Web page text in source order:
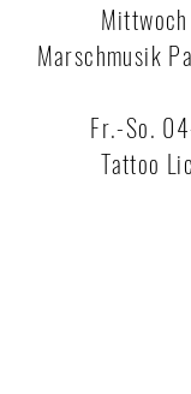
Marschmusik
Fr.-So.
Tattoo